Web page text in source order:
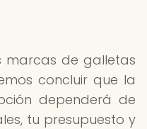
marcas de galletas
concluir que la
dependerá de
tu presupuesto y